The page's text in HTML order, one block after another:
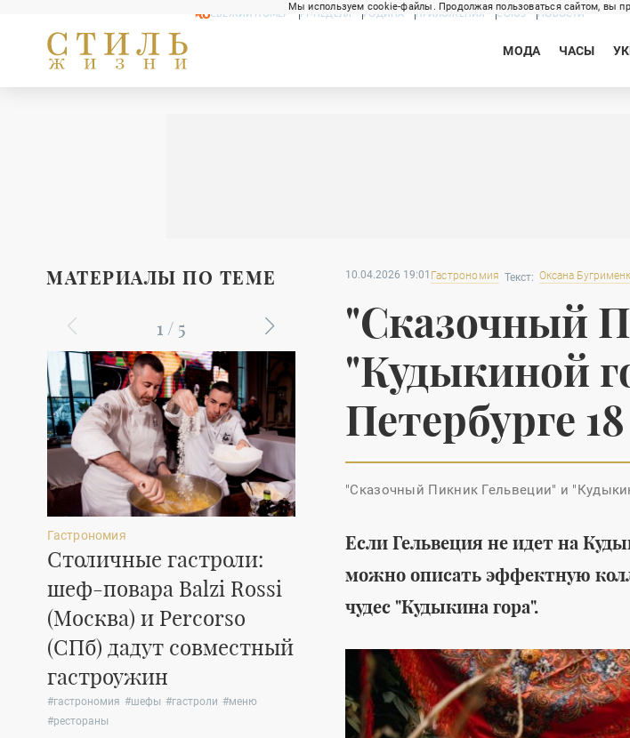
Мы используем cookie-файлы. Продолжая пользоваться сайтом, вы
СВЕЖИЙ НОМЕР
РГ-НЕДЕЛЯ РОДИНА ПРИЛОЖЕНИЯ СОЮЗ НОВОСТИ
МОДА ЧАСЫ
МАТЕРИАЛЫ ПО ТЕМЕ
Гастрономия
Столичные гастроли:
шеф-повара Balzi Rossi
(Москва) и Percorso
(СПб) дадут совместный
гастроужин
#гастрономия #шефы #гастроли #меню
#рестораны
Коллекция летней
обуви Doucal's создана
для неспешных
прогулок
женская обувь
мужская обувь
Среда
ванных
Paris
#интерьеры #
1 / 5
10.04.2026 19:01 Гастрономия Текст: Оксана
"Сказочный
"Кудыкиной
Петербурге
"Сказочный Пикник Гельвеции" и
Если Гельвеция не идет на
можно описать эффектную
чудес "Кудыкина гора".